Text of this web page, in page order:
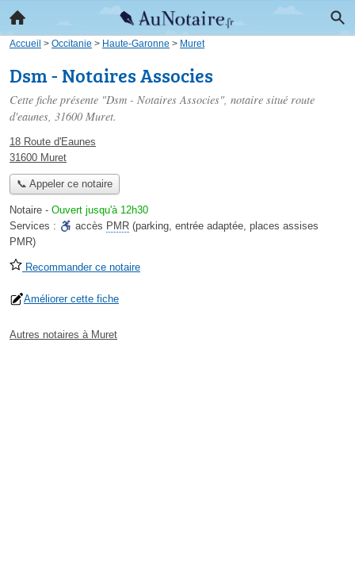
Accueil > Occitanie > Haute-Garonne > Muret
Dsm - Notaires Associes
Cette fiche présente "Dsm - Notaires Associes", notaire situé route
d'eaunes, 31600 Muret.
18 Route d'Eaunes
31600 Muret
📞 Appeler ce notaire
Notaire - Ouvert jusqu'à 12h30
Services :
accès PMR (parking, entrée adaptée, places assises
PMR)
Recommander ce notaire
Améliorer cette fiche
Autres notaires à Muret